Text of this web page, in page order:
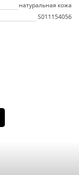
натуральная кожа
S011154056